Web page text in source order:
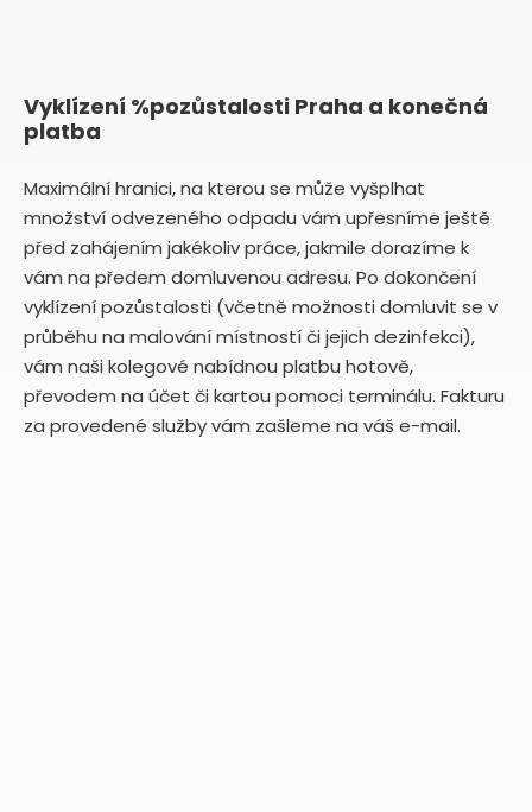
Vyklízení %pozůstalosti Praha a konečná
platba
Maximální hranici, na kterou se může vyšplhat
množství odvezeného odpadu vám upřesníme ještě
před zahájením jakékoliv práce, jakmile dorazíme k
vám na předem domluvenou adresu. Po dokončení
vyklízení pozůstalosti (včetně možnosti domluvit se v
průběhu na malování místností či jejich dezinfekci),
vám naši kolegové nabídnou platbu hotově,
převodem na účet či kartou pomoci terminálu. Fakturu
za provedené služby vám zašleme na váš e-mail.